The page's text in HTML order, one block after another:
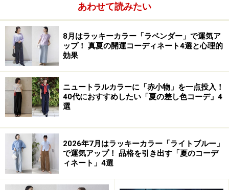
あわせて読みたい
8月はラッキーカラー「ラベンダー」で運気ア
ップ！ 真夏の開運コーディネート4選と心理的
効果
ニュートラルカラーに「赤小物」を一点投入！
40代におすすめしたい「夏の差し色コーデ」4
選
2026年7月はラッキーカラー「ライトブルー」
で運気アップ！ 品格を引き出す「夏のコーデ
ィネート」4選